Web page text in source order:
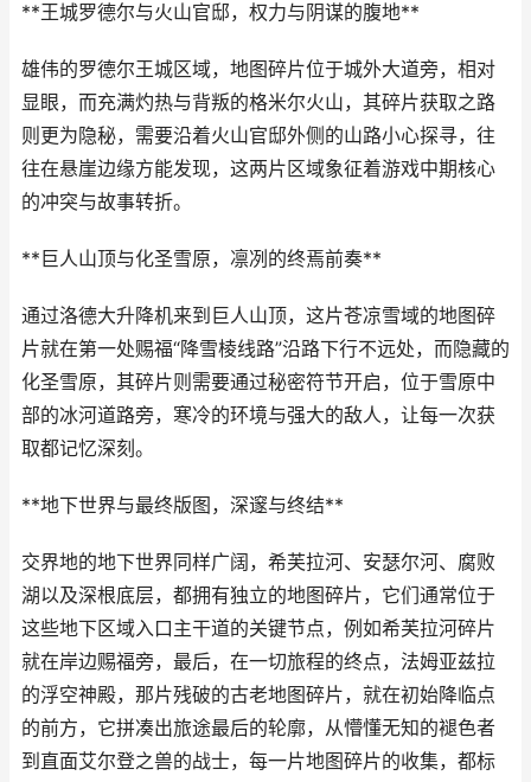
**王城罗德尔与火山官邸，权力与阴谋的腹地**
雄伟的罗德尔王城区域，地图碎片位于城外大道旁，相对
显眼，而充满灼热与背叛的格米尔火山，其碎片获取之路
则更为隐秘，需要沿着火山官邸外侧的山路小心探寻，往
往在悬崖边缘方能发现，这两片区域象征着游戏中期核心
的冲突与故事转折。
**巨人山顶与化圣雪原，凛冽的终焉前奏**
通过洛德大升降机来到巨人山顶，这片苍凉雪域的地图碎
片就在第一处赐福“降雪棱线路”沿路下行不远处，而隐藏的
化圣雪原，其碎片则需要通过秘密符节开启，位于雪原中
部的冰河道路旁，寒冷的环境与强大的敌人，让每一次获
取都记忆深刻。
**地下世界与最终版图，深邃与终结**
交界地的地下世界同样广阔，希芙拉河、安瑟尔河、腐败
湖以及深根底层，都拥有独立的地图碎片，它们通常位于
这些地下区域入口主干道的关键节点，例如希芙拉河碎片
就在岸边赐福旁，最后，在一切旅程的终点，法姆亚兹拉
的浮空神殿，那片残破的古老地图碎片，就在初始降临点
的前方，它拼凑出旅途最后的轮廓，从懵懂无知的褪色者
到直面艾尔登之兽的战士，每一片地图碎片的收集，都标